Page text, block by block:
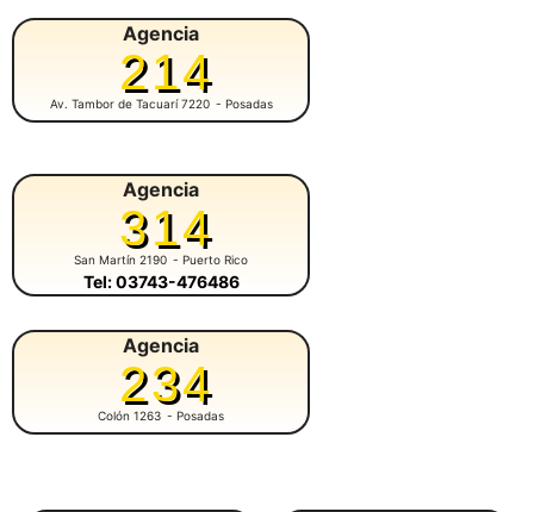
Agencia
214
Av. Tambor de Tacuarí 7220 - Posadas
Agencia
314
San Martín 2190 - Puerto Rico
Tel: 03743-476486
Agencia
234
Colón 1263 - Posadas